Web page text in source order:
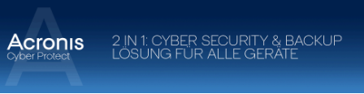
Inhalt
springen